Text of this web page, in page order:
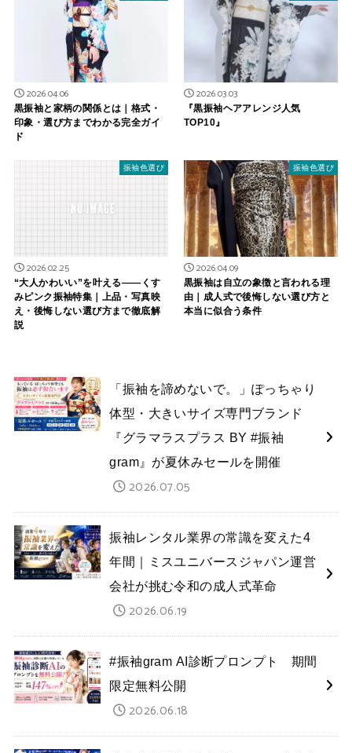
2026.04.06
黒振袖と家柄の関係とは｜格式・
印象・選び方までわかる完全ガイ
ド
2026.03.03
『黒振袖ヘアアレンジ人気
TOP10』
振袖色選び
2026.02.25
“大人かわいい”を叶える——くす
みピンク振袖特集｜上品・写真映
え・後悔しない選び方まで徹底解
説
振袖色選び
2026.04.09
黒振袖は自立の象徴と言われる理
由｜成人式で後悔しない選び方と
本当に似合う条件
「振袖を諦めないで。」ぽっちゃり
体型・大きいサイズ専門ブランド
『グラマラスプラス BY #振袖
gram』が夏休みセールを開催
2026.07.05
振袖レンタル業界の常識を変えた4
年間｜ミスユニバースジャパン運営
会社が挑む令和の成人式革命
2026.06.19
#振袖gram AI診断プロンプト 期間
限定無料公開
2026.06.18